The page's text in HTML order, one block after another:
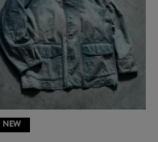
NEW